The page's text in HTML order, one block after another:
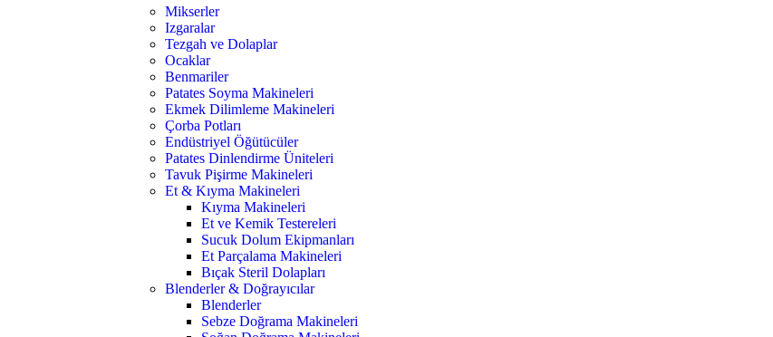
Mikserler
Izgaralar
Tezgah ve Dolaplar
Ocaklar
Benmariler
Patates Soyma Makineleri
Ekmek Dilimleme Makineleri
Çorba Potları
Endüstriyel Öğütücüler
Patates Dinlendirme Üniteleri
Tavuk Pişirme Makineleri
Et & Kıyma Makineleri
Kıyma Makineleri
Et ve Kemik Testereleri
Sucuk Dolum Ekipmanları
Et Parçalama Makineleri
Bıçak Steril Dolapları
Blenderler & Doğrayıcılar
Blenderler
Sebze Doğrama Makineleri